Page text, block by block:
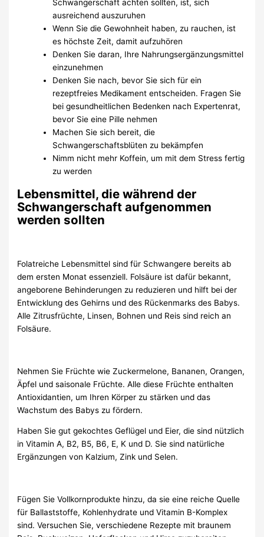
Schwangerschaft achten sollten, ist, sich
ausreichend auszuruhen
Wenn Sie die Gewohnheit haben, zu rauchen, ist
es höchste Zeit, damit aufzuhören
Denken Sie daran, Ihre Nahrungsergänzungsmittel
einzunehmen
Denken Sie nach, bevor Sie sich für ein
rezeptfreies Medikament entscheiden. Fragen Sie
bei gesundheitlichen Bedenken nach Expertenrat,
bevor Sie eine Pille nehmen
Machen Sie sich bereit, die
Schwangerschaftsblüten zu bekämpfen
Nimm nicht mehr Koffein, um mit dem Stress fertig
zu werden
Lebensmittel, die während der
Schwangerschaft aufgenommen
werden sollten
Folatreiche Lebensmittel sind für Schwangere bereits ab
dem ersten Monat essenziell. Folsäure ist dafür bekannt,
angeborene Behinderungen zu reduzieren und hilft bei der
Entwicklung des Gehirns und des Rückenmarks des Babys.
Alle Zitrusfrüchte, Linsen, Bohnen und Reis sind reich an
Folsäure.
Nehmen Sie Früchte wie Zuckermelone, Bananen, Orangen,
Äpfel und saisonale Früchte. Alle diese Früchte enthalten
Antioxidantien, um Ihren Körper zu stärken und das
Wachstum des Babys zu fördern.
Haben Sie gut gekochtes Geflügel und Eier, die sind nützlich
in Vitamin A, B2, B5, B6, E, K und D. Sie sind natürliche
Ergänzungen von Kalzium, Zink und Selen.
Fügen Sie Vollkornprodukte hinzu, da sie eine reiche Quelle
für Ballaststoffe, Kohlenhydrate und Vitamin B-Komplex
sind. Versuchen Sie, verschiedene Rezepte mit braunem